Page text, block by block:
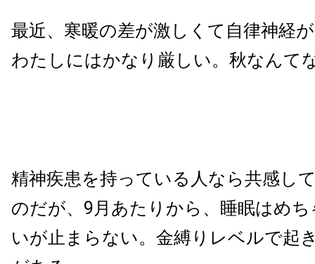
最近、寒暖の差が激しくて自律神経
わたしにはかなり厳しい。秋なんて
精神疾患を持っている人なら共感し
のだが、9月あたりから、睡眠はめ
いが止まらない。金縛りレベルで起